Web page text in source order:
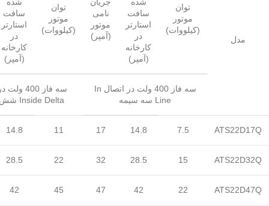
مدل
توان
موتور
(کیلووات)
شده
سافت
استارتر
در
کارخانه
(آمپر)
جریان
نامی
موتور
(آمپر)
توان
موتور
(کیلووات)
شده
سافت
استارتر
در
کارخانه
(آمپر)
سه فاز 400 ولت در اتصال In
Line سه سیمه
سه فاز
Inside Delta شش سیمه
ATS22D17Q
7.5
14.8
17
11
14.8
ATS22D32Q
15
28.5
32
22
28.5
ATS22D47Q
22
42
47
45
42